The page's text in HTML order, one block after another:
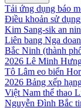
Tải ứng dụng báo
Điều khoản sử dụng
Kim Sang-sik an
Liên bang Nga
Bắc Ninh (thành
2026 Lê Minh
Tô Lâm eo biển
2026 Bảng xếp
Việt Nam thể thao
Nguyễn Đình Bắc